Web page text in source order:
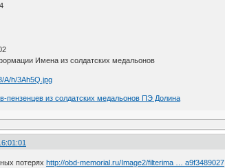
Имена из солдатских медальонов
пензенцев из солдатских медальонов ПЭ Долина
потерях http://obd-memorial.ru/Image2/filterima … a9f3489027